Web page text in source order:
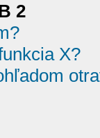
2
X?